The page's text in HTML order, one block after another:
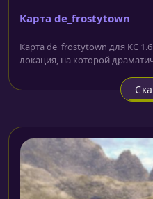
Карта de_frostytown
Карта de_frostytown для КС
локация, на которой